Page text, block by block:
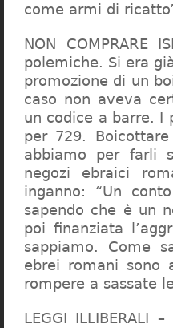
come armi di
NON COMPRARE
polemiche. Si era
promozione di un
caso non aveva
un codice a barre. I
per 729.
abbiamo per farli
negozi ebraici
inganno: “Un
sapendo che è un
poi finanziata
sappiamo. Come
ebrei romani sono
rompere a sassate
LEGGI ILLIBERALI